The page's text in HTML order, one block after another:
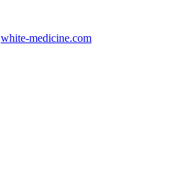
white-medicine.com